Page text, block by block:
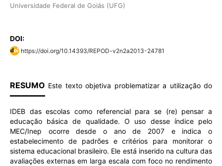
Universidade Federal de Goiás (UFG)
DOI:
https://doi.org/10.14393/REPOD-v2n2a2013-24781
RESUMO Este texto objetiva problematizar a utilização do
IDEB das escolas como referencial para se (re) pensar a
educação básica de qualidade. O uso desse índice pelo
MEC/Inep ocorre desde o ano de 2007 e indica o
estabelecimento de padrões e critérios para monitorar o
sistema educacional brasileiro. Ele está inserido na cultura das
avaliações externas em larga escala com foco no rendimento